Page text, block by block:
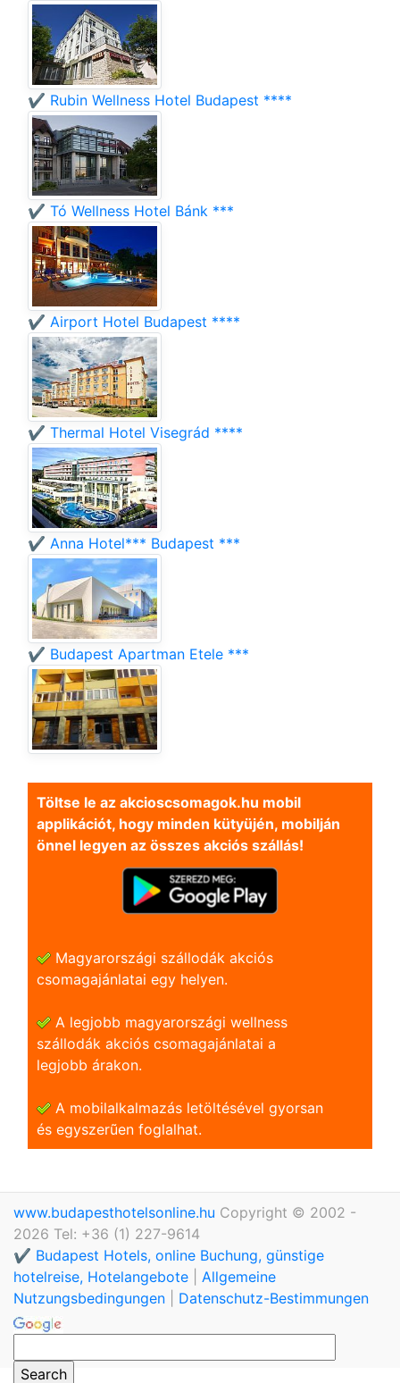
✔️ Rubin Wellness Hotel Budapest ****
✔️ Tó Wellness Hotel Bánk ***
✔️ Airport Hotel Budapest ****
✔️ Thermal Hotel Visegrád ****
✔️ Anna Hotel*** Budapest ***
✔️ Budapest Apartman Etele ***
Töltse le az akcioscsomagok.hu mobil
applikációt, hogy minden kütyüjén, mobilján
önnel legyen az összes akciós szállás!
Magyarországi szállodák akciós
csomagajánlatai egy helyen.
A legjobb magyarországi wellness
szállodák akciós csomagajánlatai a
legjobb árakon.
A mobilalkalmazás letöltésével gyorsan
és egyszerũen foglalhat.
www.budapesthotelsonline.hu Copyright © 2002 -
2026 Tel: +36 (1) 227-9614
✔️ Budapest Hotels, online Buchung, günstige
hotelreise, Hotelangebote
Allgemeine
Nutzungsbedingungen
Datenschutz-Bestimmungen